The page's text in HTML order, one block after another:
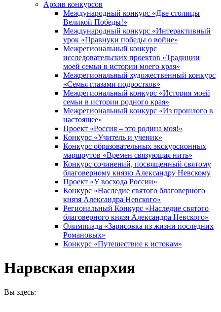
Архив конкурсов
Международный конкурс «Две столицы
Великой Победы!»
Международный конкурс «Интерактивный
урок «Правнуки победы о войне»
Межрегиональный конкурс
исследовательских проектов «Традиции
моей семьи в истории моего края»
Межрегиональный художественный конкурс
«Семья глазами подростков»
Межрегиональный конкурс «История моей
семьи в истории родного края»
Межрегиональный конкурс «Из прошлого в
настоящее»
Проект «Россия – это родина моя!»
Конкурс «Учитель и ученик»
Конкурс образовательных экскурсионных
маршрутов «Времен связующая нить»
Конкурс сочинений, посвященный святому
благоверному князю Александру Невскому
Проект «У восхода России»
Конкурс «Наследие святого благоверного
князя Александра Невского»
Региональный Конкурс «Наследие святого
благоверного князя Александра Невского»
Олимпиада «Зарисовка из жизни последних
Романовых»
Конкурс «Путешествие к истокам»
Нарвская епархия
Вы здесь: